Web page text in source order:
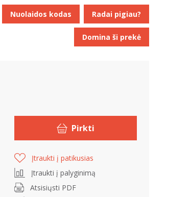
Pirkti
Įtraukti į patikusias
Įtraukti į palyginimą
Atsisiųsti PDF
Nuolaidos kodas Radai pigiau?
Domina ši prekė